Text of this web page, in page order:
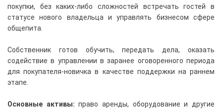
покупки, без каких-либо сложностей встречать гостей в
статусе нового владельца и управлять бизнесом сфере
общепита.
Собственник готов обучить, передать дела, оказать
содействие в управлении в заранее оговоренного периода
для покупателя-новичка в качестве поддержки на раннем
этапе.
Основные активы:право аренды, оборудование и другие